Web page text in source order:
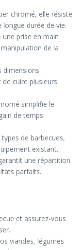
chromé, elle résiste
longue durée de vie.
une prise en main
de la
dimensions
cuire plusieurs
simplifie le
de temps
de barbecues,
existant.
une répartition
parfaits.
et assurez-vous
viandes, légumes